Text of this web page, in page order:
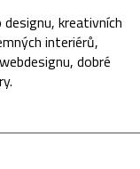
kreativních
interiérů,
dobré